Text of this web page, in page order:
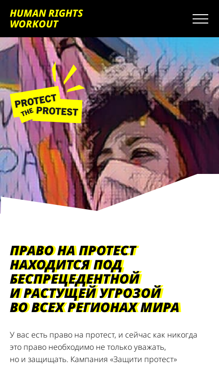
HUMAN RIGHTS
WORKOUT
ПРАВО НА ПРОТЕСТ
НАХОДИТСЯ ПОД
БЕСПРЕЦЕДЕНТНОЙ
И РАСТУЩЕЙ УГРОЗОЙ
ВО ВСЕХ РЕГИОНАХ МИРА
У вас есть право на протест, и сейчас как никогда
это право необходимо не только уважать,
но и защищать. Кампания «Защити протест»